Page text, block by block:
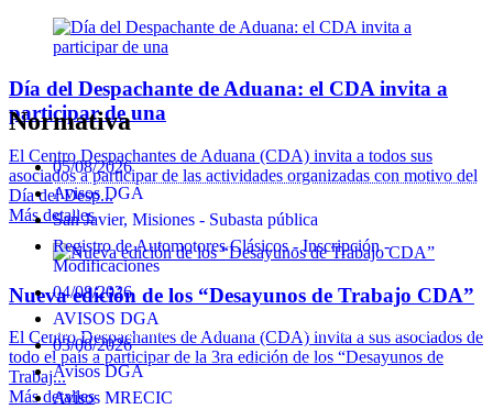
Día del Despachante de Aduana: el CDA invita a
participar de una
El Centro Despachantes de Aduana (CDA) invita a todos sus
asociados a participar de las actividades organizadas con motivo del
Día del Desp...
Más detalles
Nueva edición de los “Desayunos de Trabajo CDA”
El Centro Despachantes de Aduana (CDA) invita a sus asociados de
todo el país a participar de la 3ra edición de los “Desayunos de
Trabaj...
Más detalles
Normativa
05/08/2026
Avisos DGA
San Javier, Misiones - Subasta pública
Registro de Automotores Clásicos - Inscripción -
Modificaciones
04/08/2026
AVISOS DGA
03/08/2026
Avisos DGA
Avisos MRECIC